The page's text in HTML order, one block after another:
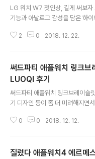
LG 워치 W7 첫인상, 길게 써보자
기능과 아날로그 감성을 담은 하
40 ThinQ가 공개될 무렵 이 녀석
통해 이에 대한 이야기를 전한 바
지나고, 드디어 국내에도 모습을
어떤 모습을 보일까요? 실질적인
후 다른 글을 통해 이야기하도록
키지 이야기를 그냥 넘길 수 없을
2 0 2018. 12. 22.
써드파티 애플워치 링크브
LUOQI 후기
써드파티 애플워치 링크브레이
기 디자인 등이 좀 더 미려해지면
다. 주변에만 보더라도 기존 애플
떤 모델을 선택하던지 이를 사용하
0 0 2018. 12. 12.
질렀다 애플워치4 에르메